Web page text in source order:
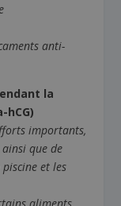
anti-
la
importants,
que de
et les
aliments